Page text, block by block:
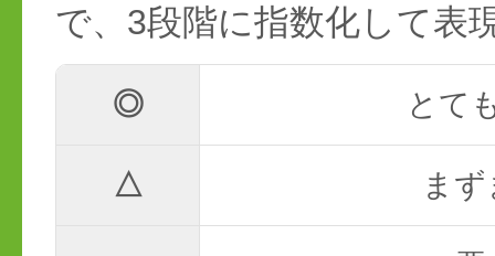
で、3段階に指数化して表
◎ とて
△ ま